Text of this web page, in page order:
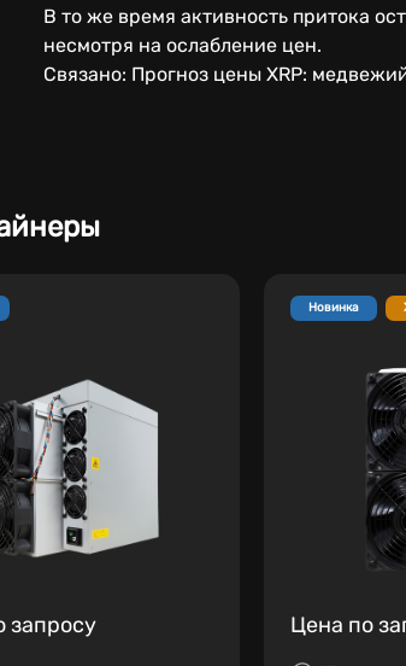
В то же время активность притока
несмотря на ослабление цен.
Связано: Прогноз цены XRP:
запросу
Новинка
Цена по